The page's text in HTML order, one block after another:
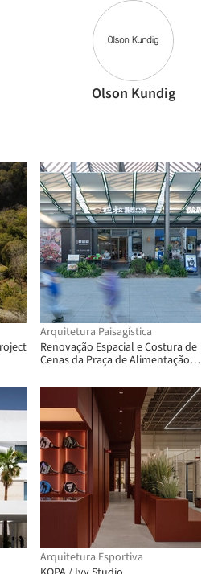
Olson Kundig
Arquitetura Paisagística
Renovação Espacial e Costura de
Cenas da Praça de Alimentação
Arquitetura Esportiva